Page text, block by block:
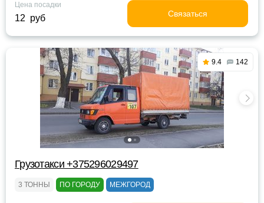
Цена посадки
12 руб Связаться
9.4 142
Грузотакси +375296029497
3 ТОННЫ ПО ГОРОДУ МЕЖГОРОД